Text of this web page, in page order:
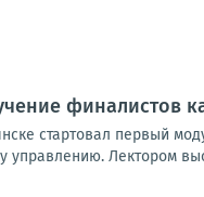
финалистов
стартовал первый
управлению. Лектором